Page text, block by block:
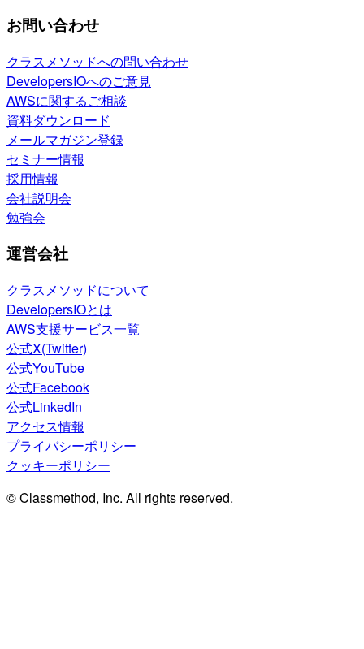
お問い合わせ
クラスメソッドへの問い合わせ
DevelopersIOへのご意見
AWSに関するご相談
資料ダウンロード
メールマガジン登録
セミナー情報
採用情報
会社説明会
勉強会
運営会社
クラスメソッドについて
DevelopersIOとは
AWS支援サービス一覧
公式X(Twitter)
公式YouTube
公式Facebook
公式LinkedIn
アクセス情報
プライバシーポリシー
クッキーポリシー
© Classmethod, Inc. All rights reserved.